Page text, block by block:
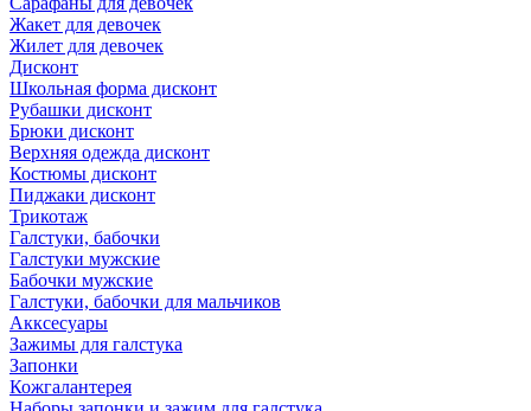
Жакет для девочек
Жилет для девочек
Дисконт
Школьная форма дисконт
Рубашки дисконт
Брюки дисконт
Верхняя одежда дисконт
Костюмы дисконт
Пиджаки дисконт
Трикотаж
Галстуки, бабочки
Галстуки мужские
Бабочки мужские
Галстуки, бабочки для мальчиков
Акксесуары
Зажимы для галстука
Запонки
Кожгалантерея